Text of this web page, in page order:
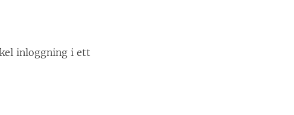
inloggning i ett